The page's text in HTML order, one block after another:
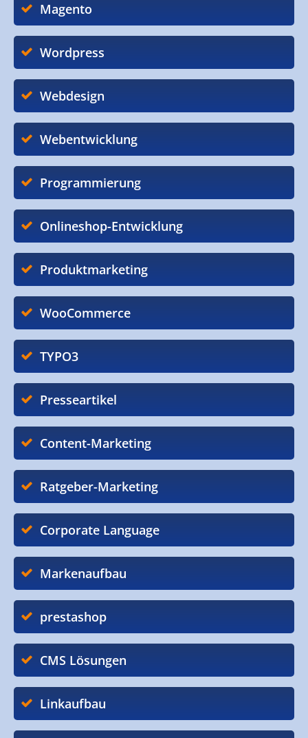
Magento
Wordpress
Webdesign
Webentwicklung
Programmierung
Onlineshop-Entwicklung
Produktmarketing
WooCommerce
TYPO3
Presseartikel
Content-Marketing
Ratgeber-Marketing
Corporate Language
Markenaufbau
prestashop
CMS Lösungen
Linkaufbau